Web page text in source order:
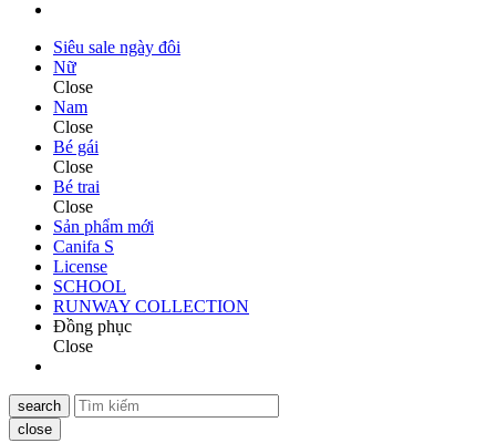
Siêu sale ngày đôi
Nữ
Close
Nam
Close
Bé gái
Close
Bé trai
Close
Sản phẩm mới
Canifa S
License
SCHOOL
RUNWAY COLLECTION
Đồng phục
Close
search
close